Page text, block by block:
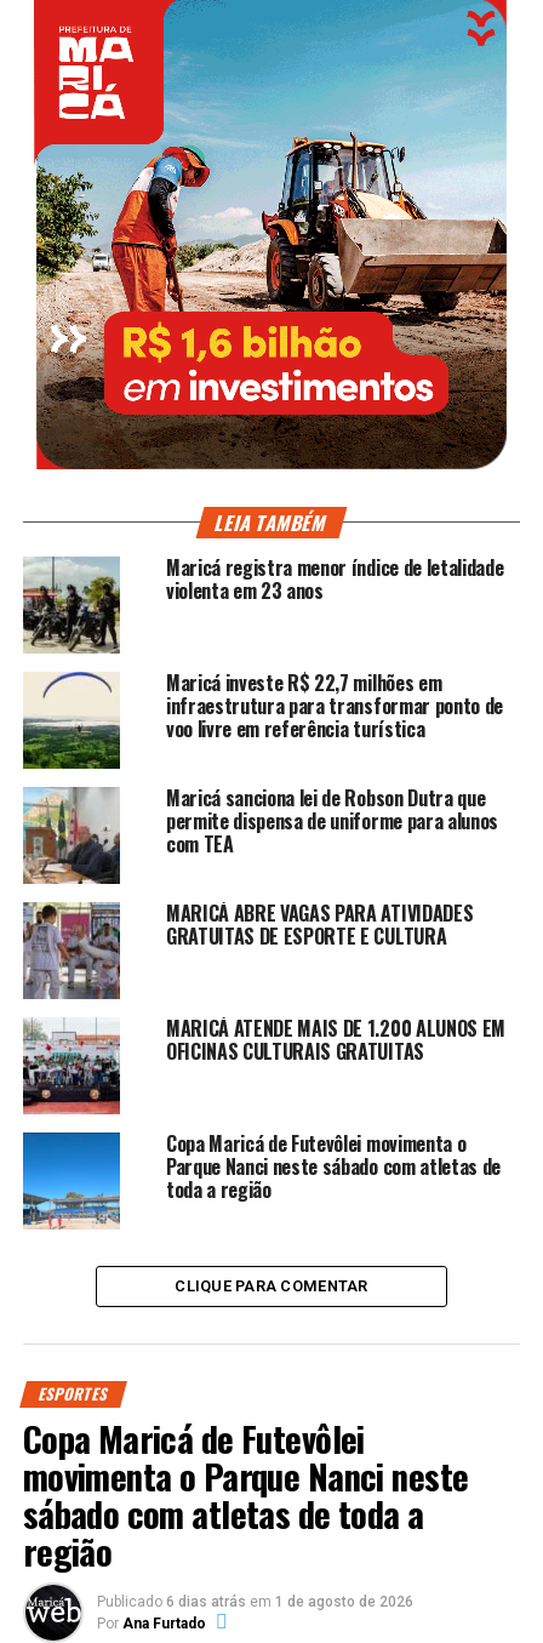
LEIA TAMBÉM
Maricá registra menor índice de letalidade
violenta em 23 anos
Maricá investe R$ 22,7 milhões em
infraestrutura para transformar ponto de
voo livre em referência turística
Maricá sanciona lei de Robson Dutra que
permite dispensa de uniforme para alunos
com TEA
MARICÁ ABRE VAGAS PARA ATIVIDADES
GRATUITAS DE ESPORTE E CULTURA
MARICÁ ATENDE MAIS DE 1.200 ALUNOS EM
OFICINAS CULTURAIS GRATUITAS
Copa Maricá de Futevôlei movimenta o
Parque Nanci neste sábado com atletas de
toda a região
CLIQUE PARA COMENTAR
ESPORTES
Copa Maricá de Futevôlei
movimenta o Parque Nanci neste
sábado com atletas de toda a
região
Publicado 6 dias atrás em 1 de agosto de 2026
Por Ana Furtado